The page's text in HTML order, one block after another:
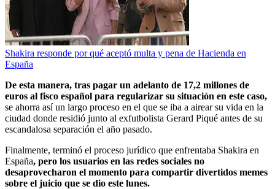
Shakira responde por qué aceptó multa y pena de Hacienda en
España
De esta manera, tras pagar un adelanto de 17,2 millones de
euros al fisco español para regularizar su situación en este caso,
se ahorra así un largo proceso en el que se iba a airear su vida en la
ciudad donde residió junto al exfutbolista Gerard Piqué antes de su
escandalosa separación el año pasado.
Finalmente, terminó el proceso jurídico que enfrentaba Shakira en
España, pero los usuarios en las redes sociales no
desaprovecharon el momento para compartir divertidos memes
sobre el juicio que se dio este lunes.